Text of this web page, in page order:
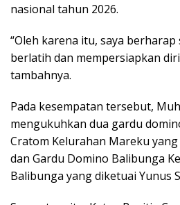
nasional tahun 2026.
“Oleh karena itu, saya
berlatih dan mempersiapkan
tambahnya.
Pada kesempatan tersebut,
mengukuhkan dua gardu
Cratom Kelurahan Mareku
dan Gardu Domino Balibunga
Balibunga yang diketuai Yunus